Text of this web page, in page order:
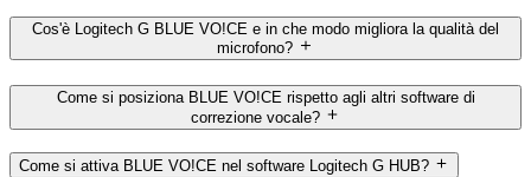
Cos'è Logitech G BLUE VO!CE e in che modo migliora la qualità del
microfono?
Come si posiziona BLUE VO!CE rispetto agli altri software di
correzione vocale?
Come si attiva BLUE VO!CE nel software Logitech G HUB?